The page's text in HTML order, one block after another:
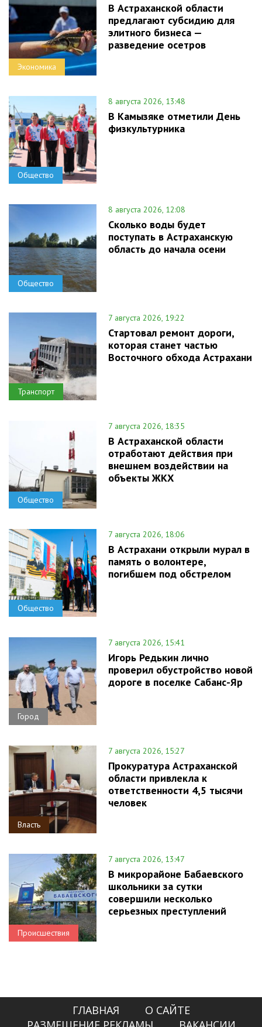
Экономика
В Астраханской области
предлагают субсидию для
элитного бизнеса —
разведение осетров
Общество
8 августа 2026, 13:48
В Камызяке отметили День
физкультурника
Общество
8 августа 2026, 12:08
Сколько воды будет
поступать в Астраханскую
область до начала осени
Транспорт
7 августа 2026, 19:22
Стартовал ремонт дороги,
которая станет частью
Восточного обхода Астрахани
Общество
7 августа 2026, 18:35
В Астраханской области
отработают действия при
внешнем воздействии на
объекты ЖКХ
Общество
7 августа 2026, 18:06
В Астрахани открыли мурал в
память о волонтере,
погибшем под обстрелом
Город
7 августа 2026, 15:41
Игорь Редькин лично
проверил обустройство новой
дороге в поселке Сабанс-Яр
Власть
7 августа 2026, 15:27
Прокуратура Астраханской
области привлекла к
ответственности 4,5 тысячи
человек
Происшествия
7 августа 2026, 13:47
В микрорайоне Бабаевского
школьники за сутки
совершили несколько
серьезных преступлений
ГЛАВНАЯ
О САЙТЕ